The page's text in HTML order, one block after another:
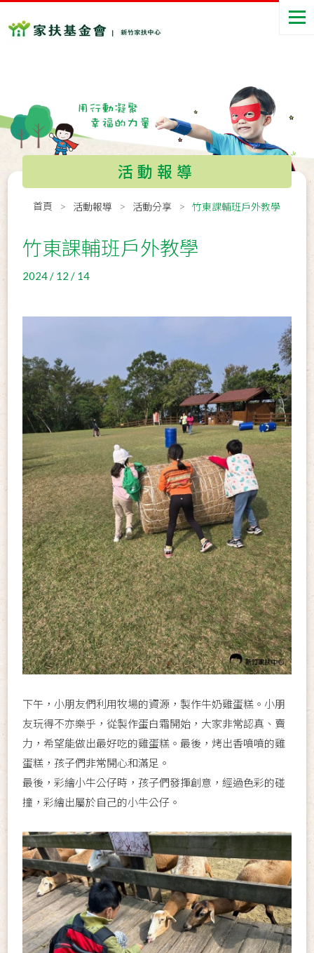
活動報導
首頁 活動報導 活動分享 竹東課輔班戶外教學
竹東課輔班戶外教學
2024 / 12 / 14
下午，小朋友們利用牧場的資源，製作牛奶雞蛋糕。小朋
友玩得不亦樂乎，從製作蛋白霜開始，大家非常認真、賣
力，希望能做出最好吃的雞蛋糕。最後，烤出香噴噴的雞
蛋糕，孩子們非常開心和滿足。
最後，彩繪小牛公仔時，孩子們發揮創意，經過色彩的碰
撞，彩繪出屬於自己的小牛公仔。